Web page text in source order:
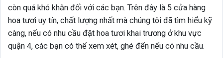
còn quá khó khăn đối với các bạn. Trên đây là 5 cửa hàng
hoa tươi uy tín, chất lượng nhất mà chúng tôi đã tìm hiểu kỹ
càng, nếu có nhu cầu đặt hoa tươi khai trương ở khu vực
quận 4, các bạn có thể xem xét, ghé đến nếu có nhu cầu.